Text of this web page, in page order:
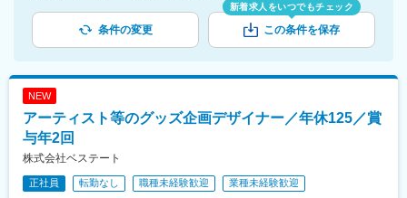
条件の変更
新着求人をいつでもチェック
この条件を保存
NEW
アーティスト等のグッズ企画デザイナー／年休125／賞
与年2回
株式会社ベステート
正社員 転勤なし 職種未経験歓迎 業種未経験歓迎